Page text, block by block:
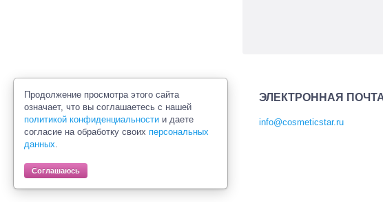
Политика конфиденциальности
данных
ЭЛЕКТРОННАЯ
info@cosmeticstar.ru
Продолжение просмотра этого сайта
означает, что вы соглашаетесь с нашей
политикой конфиденциальности и даете
согласие на обработку своих персональных
данных.
Соглашаюсь